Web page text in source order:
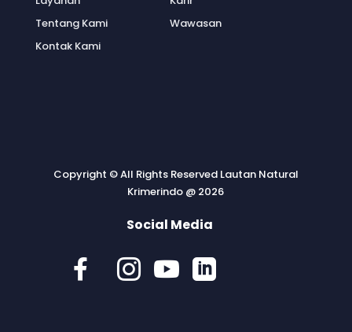
Tentang Kami
Kontak Kami
Wawasan
Copyright © All Rights Reserved Lautan Natural
Krimerindo @ 2026
Social Media
   